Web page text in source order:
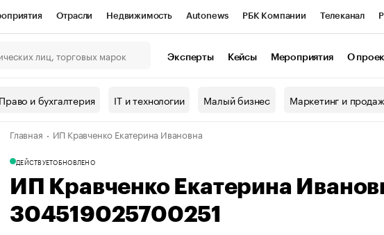
Отрасли Недвижимость Autonews РБК Компании Телеканал
Спецпроекты Проверка контрагентов
валюты
Эксперты Кейсы Мероприятия О
Право и бухгалтерия IT и технологии Малый бизнес Маркетинг и
Главная ИП Кравченко Екатерина Ивановна
ДЕЙСТВУЕТОБНОВЛЕНО
ИП Кравченко Екатерина
304519025700251